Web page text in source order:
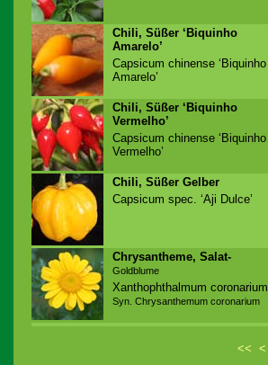
Chili, Süßer ‘Biquinho
Amarelo’
Capsicum chinense ‘Biquinho
Amarelo’
Chili, Süßer ‘Biquinho
Vermelho’
Capsicum chinense ‘Biquinho
Vermelho’
Chili, Süßer Gelber
Capsicum spec. ‘Aji Dulce’
Chrysantheme, Salat-
Goldblume
Xanthophthalmum coronarium
Syn. Chrysanthemum coronarium
<< <